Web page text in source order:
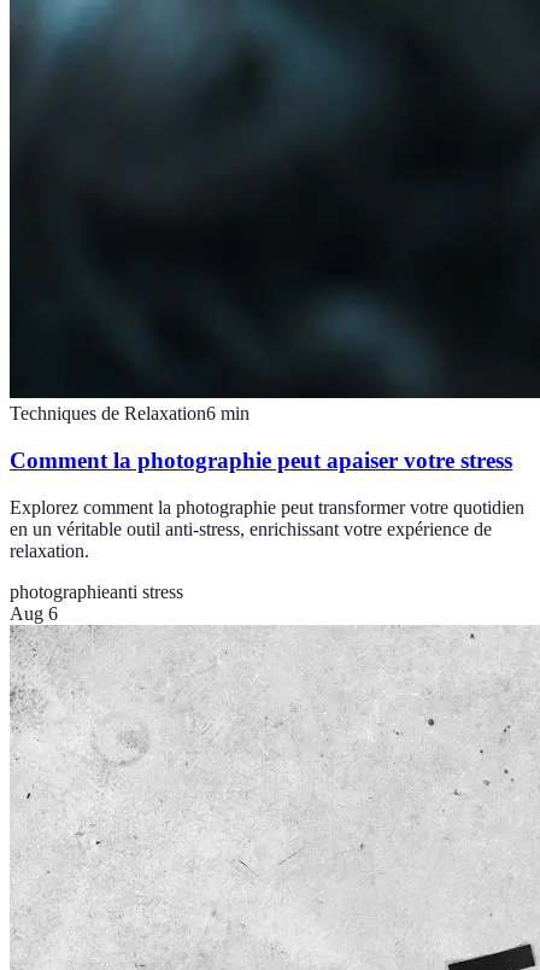
Techniques de Relaxation6 min
Comment la photographie peut apaiser votre stress
Explorez comment la photographie peut transformer votre quotidien
en un véritable outil anti-stress, enrichissant votre expérience de
relaxation.
photographieanti stress
Aug 6